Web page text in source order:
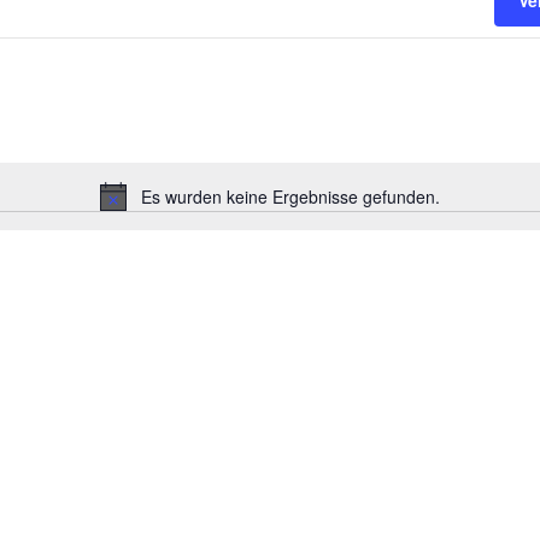
Hinweis
Es wurden keine Ergebnisse gefunden.